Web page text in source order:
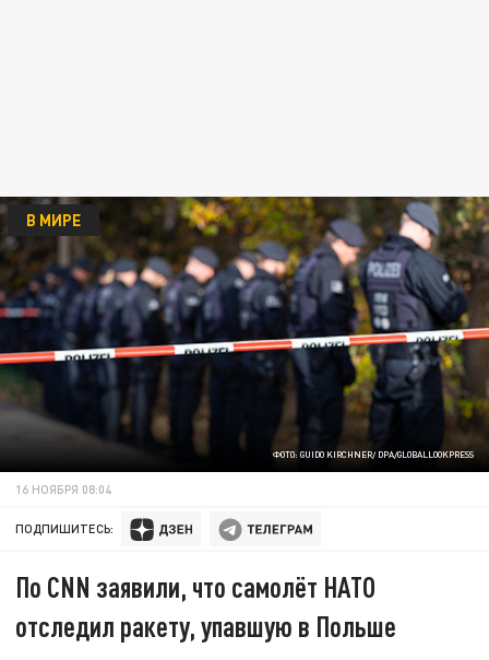
ФОТО: GUIDO KIRCHNER/ DPA/GLOBALLOOKPRESS
В МИРЕ
16 НОЯБРЯ 08:04
ПОДПИШИТЕСЬ:
По CNN заявили, что самолёт НАТО
отследил ракету, упавшую в Польше